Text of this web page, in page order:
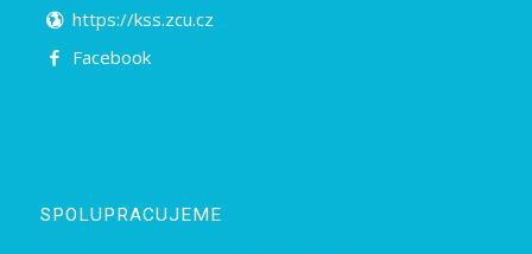
https://kss.zcu.cz
Facebook
SPOLUPRACUJEME